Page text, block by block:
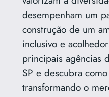
desempenham um
construção de um
inclusivo e
principais agências
SP e descubra
transformando o